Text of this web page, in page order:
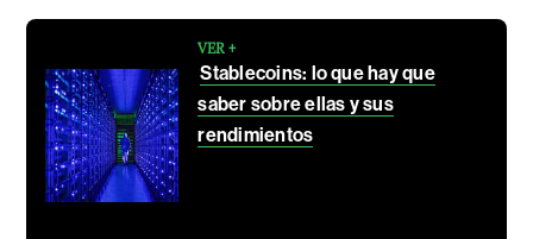
VER +
Stablecoins: lo que hay que
saber sobre ellas y sus
rendimientos